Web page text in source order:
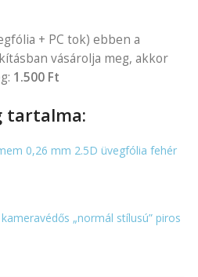
+ PC tok) ebben a
vásárolja meg, akkor
1.500 Ft
tartalma:
0,26 mm 2.5D üvegfólia fehér
„normál stílusú” piros